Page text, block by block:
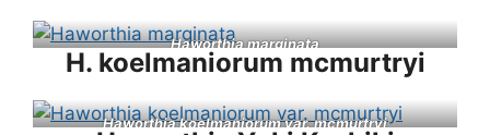
Haworthia marginata
H. koelmaniorum mcmurtryi
Haworthia koelmaniorum var. mcmurtryi